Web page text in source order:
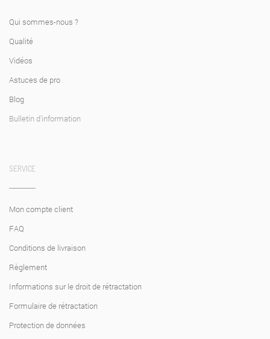
Qui sommes-nous ?
Qualité
Vidéos
Astuces de pro
Blog
Bulletin d'information
SERVICE
Mon compte client
FAQ
Conditions de livraison
Règlement
Informations sur le droit de rétractation
Formulaire de rétractation
Protection de données